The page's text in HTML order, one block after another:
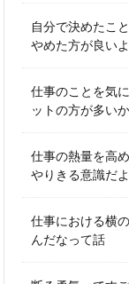
自分で決めたこ
やめた方が良い
仕事のことを気
ットの方が多い
仕事の熱量を高
やりきる意識だ
仕事における横
んだなって話